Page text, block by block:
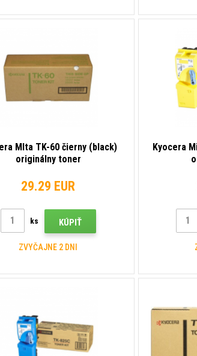
MIta TK-60 čierny (black)
originálny toner
29.29 EUR
ks KÚPIŤ
ZVYČAJNE 2 DNI
Kyocera